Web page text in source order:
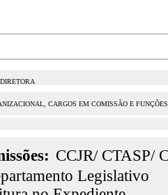
CARGOS EM COMISSÃO E
CCJR/ CTASP/
Legislativo